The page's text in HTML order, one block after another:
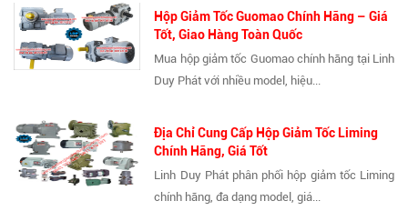
Hộp Giảm Tốc Guomao Chính Hãng – Giá
Tốt, Giao Hàng Toàn Quốc
Mua hộp giảm tốc Guomao chính hãng tại Linh
Duy Phát với nhiều model, hiệu...
Địa Chỉ Cung Cấp Hộp Giảm Tốc Liming
Chính Hãng, Giá Tốt
Linh Duy Phát phân phối hộp giảm tốc Liming
chính hãng, đa dạng model, giá...